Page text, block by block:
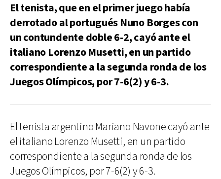
El tenista, que en el primer juego había
derrotado al portugués Nuno Borges con
un contundente doble 6-2, cayó ante el
italiano Lorenzo Musetti, en un partido
correspondiente a la segunda ronda de los
Juegos Olímpicos, por 7-6(2) y 6-3.
El tenista argentino Mariano Navone cayó ante
el italiano Lorenzo Musetti, en un partido
correspondiente a la segunda ronda de los
Juegos Olímpicos, por 7-6(2) y 6-3.